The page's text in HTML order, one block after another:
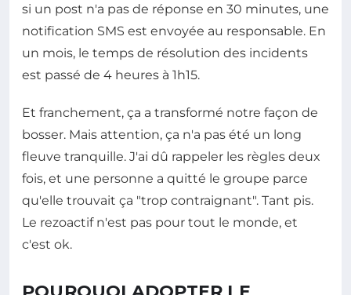
si un post n'a pas de réponse en 30 minutes, une
notification SMS est envoyée au responsable. En
un mois, le temps de résolution des incidents
est passé de 4 heures à 1h15.
Et franchement, ça a transformé notre façon de
bosser. Mais attention, ça n'a pas été un long
fleuve tranquille. J'ai dû rappeler les règles deux
fois, et une personne a quitté le groupe parce
qu'elle trouvait ça "trop contraignant". Tant pis.
Le rezoactif n'est pas pour tout le monde, et
c'est ok.